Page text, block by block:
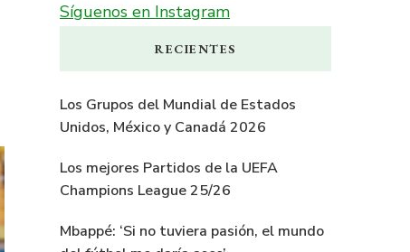
Síguenos en Instagram
RECIENTES
Los Grupos del Mundial de Estados
Unidos, México y Canadá 2026
Los mejores Partidos de la UEFA
Champions League 25/26
Mbappé: ‘Si no tuviera pasión, el mundo